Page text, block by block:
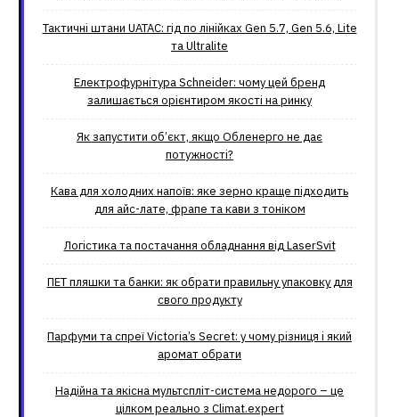
Тактичні штани UATAC: гід по лінійках Gen 5.7, Gen 5.6, Lite
та Ultralite
Електрофурнітура Schneider: чому цей бренд
залишається орієнтиром якості на ринку
Як запустити об’єкт, якщо Обленерго не дає
потужності?
Кава для холодних напоїв: яке зерно краще підходить
для айс-лате, фрапе та кави з тоніком
Логістика та постачання обладнання від LaserSvit
ПЕТ пляшки та банки: як обрати правильну упаковку для
свого продукту
Парфуми та спреї Victoria’s Secret: у чому різниця і який
аромат обрати
Надійна та якісна мультспліт-система недорого – це
цілком реально з Climat.еxpert